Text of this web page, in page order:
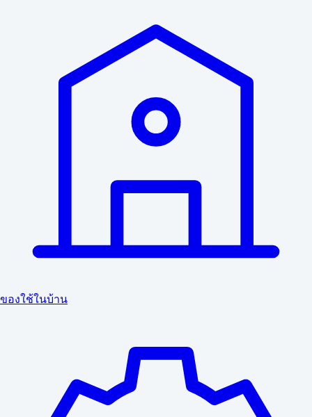
ของใช้ในบ้าน